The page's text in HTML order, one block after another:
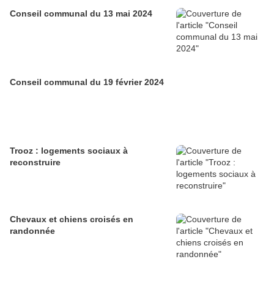
Conseil communal du 13 mai 2024
Conseil communal du 19 février 2024
Trooz : logements sociaux à
reconstruire
Chevaux et chiens croisés en
randonnée